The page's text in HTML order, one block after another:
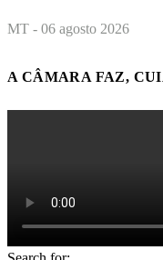
MT - 06 agosto 2026
A CÂMARA FAZ,